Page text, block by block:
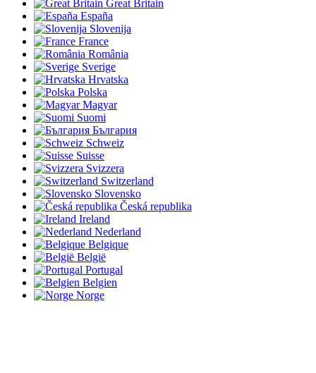
Great Britain
España
Slovenija
France
România
Sverige
Hrvatska
Polska
Magyar
Suomi
България
Schweiz
Suisse
Svizzera
Switzerland
Slovensko
Česká republika
Ireland
Nederland
Belgique
België
Portugal
Belgien
Norge